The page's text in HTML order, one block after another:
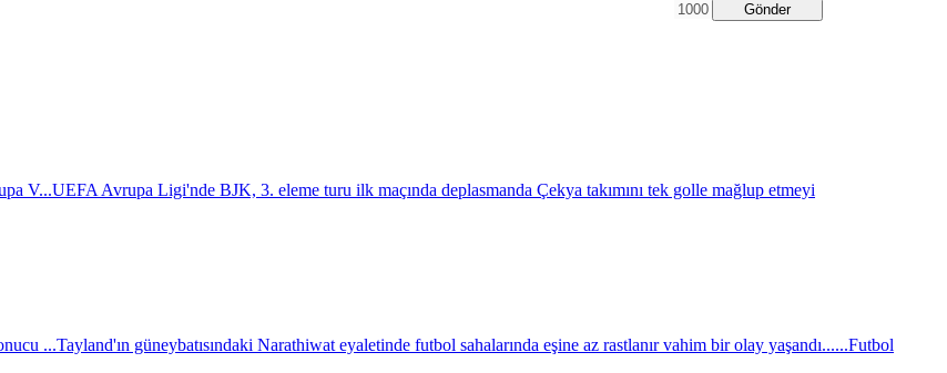
Gönder
V...UEFA Avrupa Ligi'nde BJK, 3. eleme turu ilk maçında deplasmanda Çekya takımını tek golle mağlup etmeyi
...Tayland'ın güneybatısındaki Narathiwat eyaletinde futbol sahalarında eşine az rastlanır vahim bir olay yaşandı......Futbol